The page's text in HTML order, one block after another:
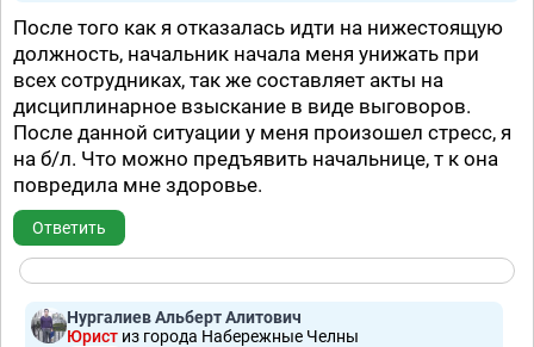
После того как я отказалась идти на нижестоящую
должность, начальник начала меня унижать при
всех сотрудниках, так же составляет акты на
дисциплинарное взыскание в виде выговоров.
После данной ситуации у меня произошел стресс, я
на б/л. Что можно предъявить начальнице, т к она
повредила мне здоровье.
Ответить
Нургалиев Альберт Алитович
Юрист из города Набережные Челны